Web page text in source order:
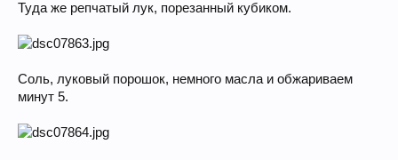
Туда же репчатый лук, порезанный кубиком.
Соль, луковый порошок, немного масла и обжариваем
минут 5.